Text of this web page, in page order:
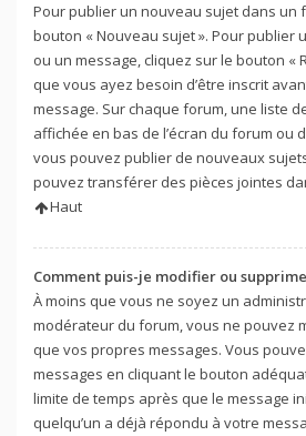
Pour publier un nouveau sujet dans un
bouton « Nouveau sujet ». Pour publier
ou un message, cliquez sur le bouton «
que vous ayez besoin d’être inscrit
message. Sur chaque forum, une liste
affichée en bas de l’écran du forum ou
vous pouvez publier de nouveaux
pouvez transférer des pièces jointes
Haut
Comment puis-je modifier ou
À moins que vous ne soyez un
modérateur du forum, vous ne pouvez
que vos propres messages. Vous
messages en cliquant le bouton
limite de temps après que le message
quelqu’un a déjà répondu à votre